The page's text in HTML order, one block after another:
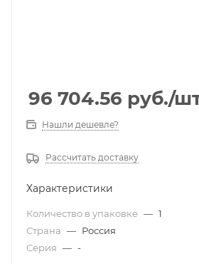
96 704.56 руб./
Нашли дешевле?
Рассчитать доставку
Характеристики
Количество в упаковке — 1
Страна — Россия
Серия — -